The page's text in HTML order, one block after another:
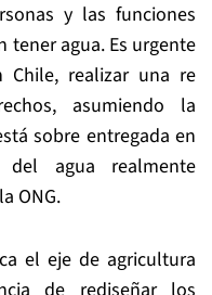
y las funciones
tener agua. Es urgente
realizar una re
asumiendo la
sobre entregada en
agua realmente
ONG.
el eje de agricultura